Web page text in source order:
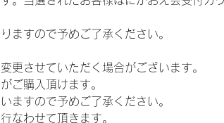
ますので予めご了承ください。
更させていただく場合がございます。
ご購入頂けます。
ますので予めご了承ください。
なわせて頂きます。